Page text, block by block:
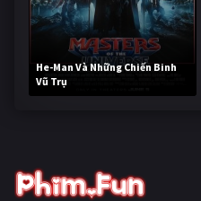
He-Man Và Những Chiến Binh
Vũ Trụ
249,326 lượt xem